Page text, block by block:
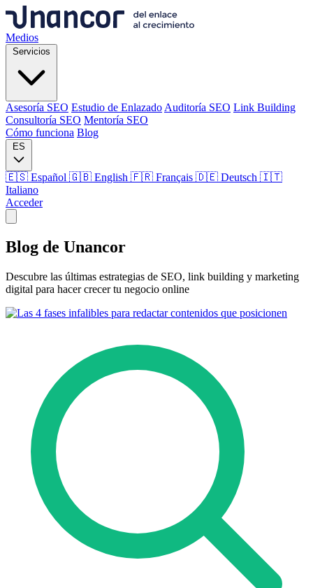
Medios
Servicios
Asesoría SEO Estudio de Enlazado Auditoría SEO Link Building
Consultoría SEO Mentoría SEO
Cómo funciona Blog
ES
🇪🇸 Español 🇬🇧 English 🇫🇷 Français 🇩🇪 Deutsch 🇮🇹
Italiano
Acceder
Servicios
Consultoría SEO Mentoría SEO
🇬🇧 EN 🇫🇷 FR🇩🇪 DE 🇮🇹 IT
Blog de Unancor
Descubre las últimas estrategias de SEO, link building y marketing
digital para hacer crecer tu negocio online